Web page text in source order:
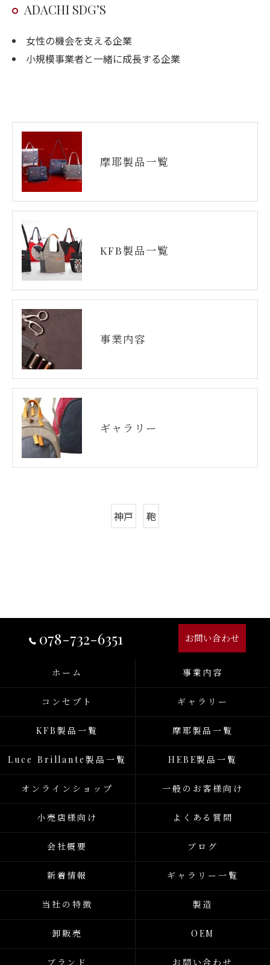
ADACHI SDG’S
女性の機会を支える企業
小規模事業者と一緒に成長する企業
摩耶製品一覧
KFB製品一覧
事業内容
ギャラリー
神戸 鞄
078-732-6351 お問い合わせ
ホーム 事業内容
コンセプト ギャラリー
KFB製品一覧 摩耶製品一覧
Luce Brillante製品一覧 HEBE製品一覧
オンラインショップ 一般のお客様向け
小売店様向け よくある質問
会社概要 ブログ
新着情報 ギャラリー一覧
当社の特徴 製造
卸販売 OEM
ブランド お問い合わせ